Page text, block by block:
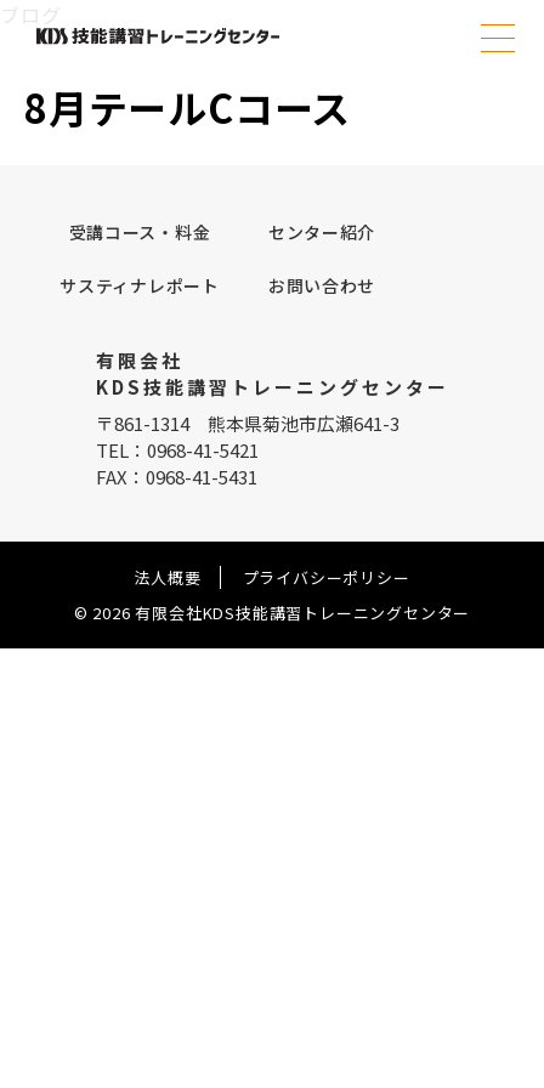
Skip
ブログ
8月テールCコース
受講コース・料金 センター紹介
サスティナレポート お問い合わせ
有限会社
KDS技能講習トレーニングセンター
〒861-1314 熊本県菊池市広瀬641-3
TEL：0968-41-5421
FAX：0968-41-5431
法人概要
プライバシーポリシー
© 2026 有限会社KDS技能講習トレーニングセンター